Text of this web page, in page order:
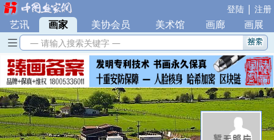
登陆 | 注册
艺讯 | 画家 美协会员 美术馆 画廊 画展
— 请输入搜索关键字 —